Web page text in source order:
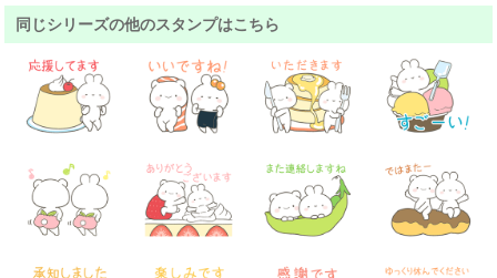
同じシリーズの他のスタンプはこちら